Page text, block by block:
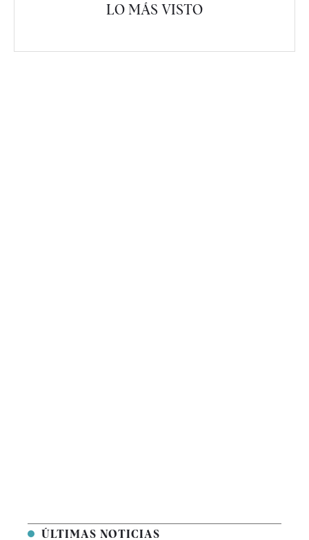
LO MÁS VISTO
ÚLTIMAS NOTICIAS